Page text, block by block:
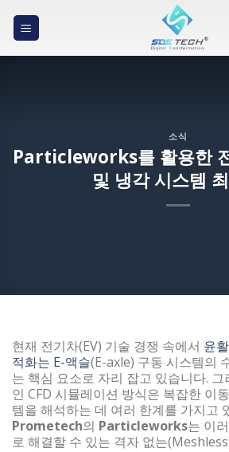
소식
Particleworks를 활용한
및 냉각 시스템
현재 전기차(EV) 기술 경쟁 속에서 윤
적화는 E-액슬(E-axle) 구동 시스템의
는 핵심 요소로 자리 잡고 있습니다.
인 CFD 시뮬레이션 방식은 복잡한 이
템을 해석하는 데 여러 한계를 가지고
Prometech의 Particleworks는 이
로 해결할 수 있는 격자 없는